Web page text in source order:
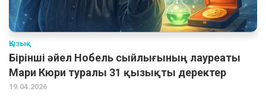
Қызық
Бірінші әйел Нобель сыйлығының лауреаты
Мари Кюри туралы 31 қызықты деректер
19.04.2026